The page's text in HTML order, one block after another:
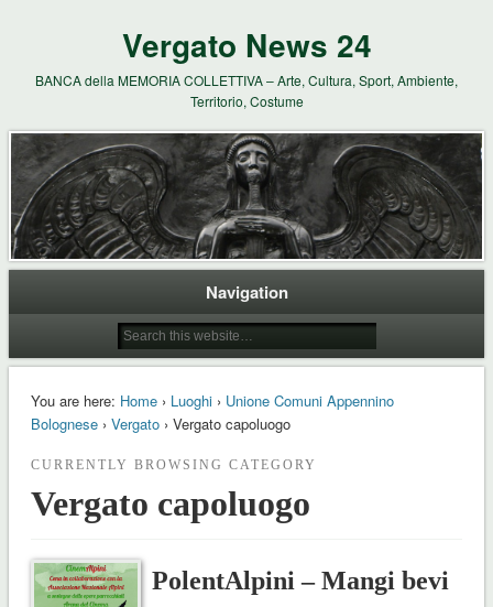
Vergato News 24
BANCA della MEMORIA COLLETTIVA – Arte, Cultura, Sport, Ambiente,
Territorio, Costume
Navigation
You are here: Home› Luoghi› Unione Comuni Appennino
Bolognese› Vergato› Vergato capoluogo
CURRENTLY BROWSING CATEGORY
Vergato capoluogo
PolentAlpini – Mangi bevi